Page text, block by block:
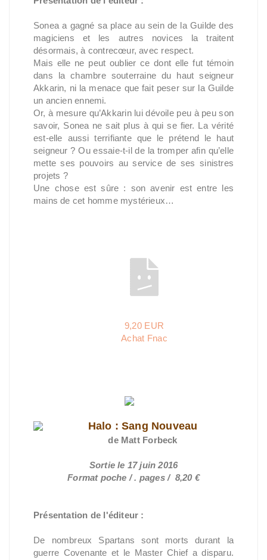
Sonea a gagné sa place au sein de la Guilde des
magiciens et les autres novices la traitent
désormais, à contrecœur, avec respect.
Mais elle ne peut oublier ce dont elle fut témoin
dans la chambre souterraine du haut seigneur
Akkarin, ni la menace que fait peser sur la Guilde
un ancien ennemi.
Or, à mesure qu’Akkarin lui dévoile peu à peu son
savoir, Sonea ne sait plus à qui se fier. La vérité
est-elle aussi terrifiante que le prétend le haut
seigneur ? Ou essaie-t-il de la tromper afin qu’elle
mette ses pouvoirs au service de ses sinistres
projets ?
Une chose est sûre : son avenir est entre les
mains de cet homme mystérieux…
9,20 EUR
Achat Fnac
Halo : Sang Nouveau
de Matt Forbeck
Sortie le 17 juin 2016
Format poche / . pages / 8,20 €
Présentation de l'éditeur :
De nombreux Spartans sont morts durant la
guerre Covenante et le Master Chief a disparu.